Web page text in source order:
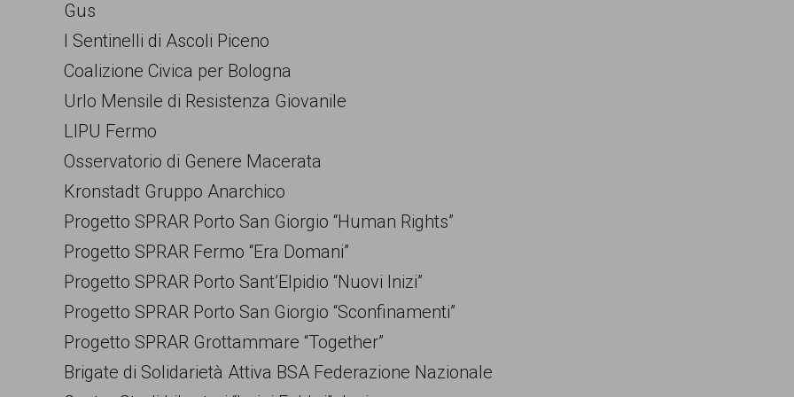
Gus
I Sentinelli di Ascoli Piceno
Coalizione Civica per Bologna
Urlo Mensile di Resistenza Giovanile
LIPU Fermo
Osservatorio di Genere Macerata
Kronstadt Gruppo Anarchico
Progetto SPRAR Porto San Giorgio “Human Rights”
Progetto SPRAR Fermo “Era Domani”
Progetto SPRAR Porto Sant’Elpidio “Nuovi Inizi”
Progetto SPRAR Porto San Giorgio “Sconfinamenti”
Progetto SPRAR Grottammare “Together”
Brigate di Solidarietà Attiva BSA Federazione Nazionale